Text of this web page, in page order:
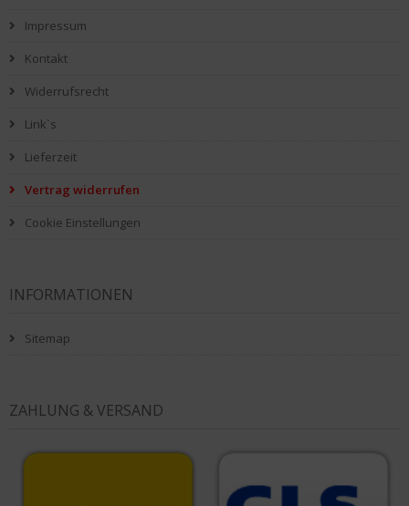
Impressum
Kontakt
Widerrufsrecht
Link`s
Lieferzeit
Vertrag widerrufen
Cookie Einstellungen
INFORMATIONEN
Sitemap
ZAHLUNG & VERSAND